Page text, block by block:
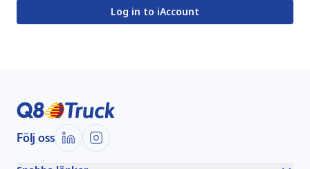
Log in to iAccount
Följ oss